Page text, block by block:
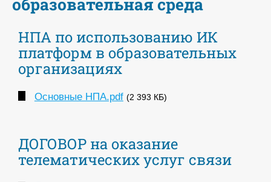
НПА по использованию ИК
платформ в образовательных
организациях
Основные НПА.pdf (2 393 КБ)
ДОГОВОР на оказание
телематических услуг связи